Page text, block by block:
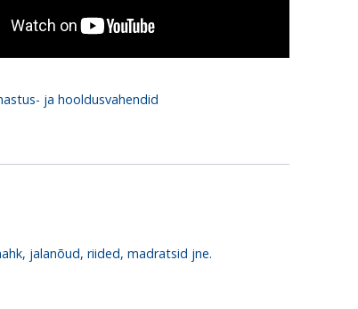
ja hooldusvahendid
jalanõud, riided, madratsid jne.